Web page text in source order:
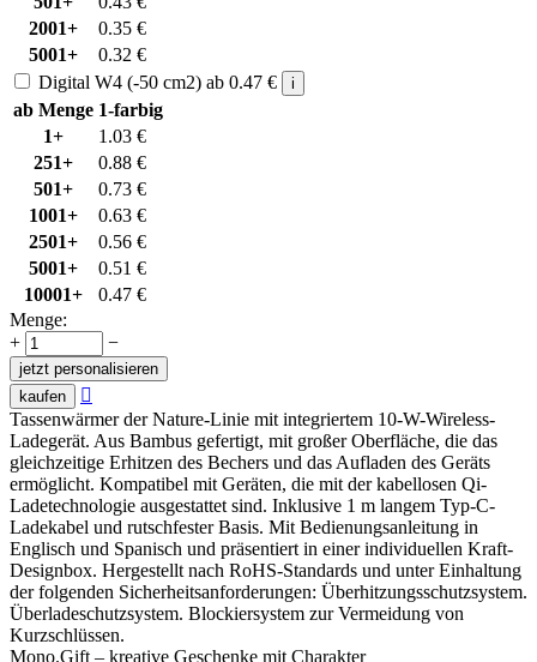
2001+
0.35 €
5001+
0.32 €
Digital W4 (-50 cm2) ab 0.47 € i
ab Menge 1-farbig
1+
1.03 €
251+
0.88 €
501+
0.73 €
1001+
0.63 €
2501+
0.56 €
5001+
0.51 €
10001+
0.47 €
Menge:
+
−
jetzt personalisieren
kaufen

Tassenwärmer der Nature-Linie mit integriertem 10-W-Wireless-
Ladegerät. Aus Bambus gefertigt, mit großer Oberfläche, die das
gleichzeitige Erhitzen des Bechers und das Aufladen des Geräts
ermöglicht. Kompatibel mit Geräten, die mit der kabellosen Qi-
Ladetechnologie ausgestattet sind. Inklusive 1 m langem Typ-C-
Ladekabel und rutschfester Basis. Mit Bedienungsanleitung in
Englisch und Spanisch und präsentiert in einer individuellen Kraft-
Designbox. Hergestellt nach RoHS-Standards und unter Einhaltung
der folgenden Sicherheitsanforderungen: Überhitzungsschutzsystem.
Überladeschutzsystem. Blockiersystem zur Vermeidung von
Kurzschlüssen.
Mono.Gift – kreative Geschenke mit Charakter